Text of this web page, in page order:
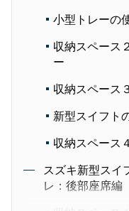
小型トレーの
収納スペース
ー
収納スペース
新型スイフト
収納スペース
スズキ新型スイ
レ：後部座席編